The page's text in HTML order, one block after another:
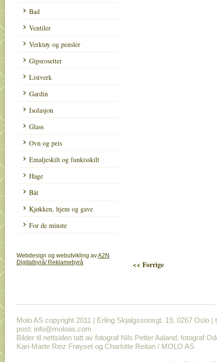
Bad
Ventiler
Verktøy og pensler
Gipsrosetter
Listverk
Gardin
Isolasjon
Glass
Ovn og peis
Emaljeskilt og funkisskilt
Hage
Båt
Kjøkken, hjem og gave
For de minste
<< Forrige
Molo AS copyright 2011 | Erling Skjalgssonsgt. 19, 0267 Oslo |
post: info@moloas.com
Bilder til nettsiden tatt av fotograf Nils Petter Aaland, fotograf
Kari-Marte Reiz Frøyset og Charlotte Reitan / MOLO AS
Webdesign og webutvikling avA2N
Digitalbyrå/ Reklamebyrå